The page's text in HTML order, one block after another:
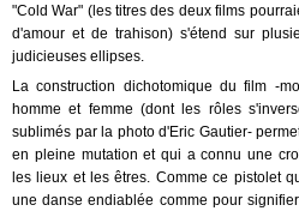
"Cold War" (les titres des deux films
d'amour et de trahison) s'étend sur
judicieuses ellipses.
La construction dichotomique du film -
homme et femme (dont les rôles
sublimés par la photo d'Eric Gautier-
en pleine mutation et qui a connu une
les lieux et les êtres. Comme ce pistolet
une danse endiablée comme pour